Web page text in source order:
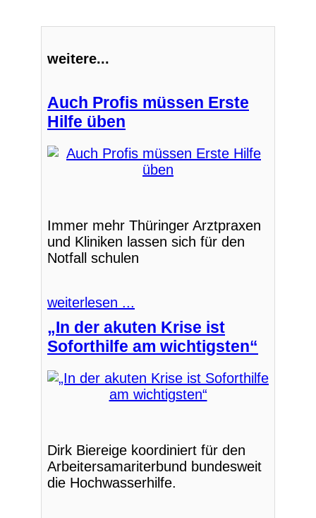
weitere...
Auch Profis müssen Erste
Hilfe üben
Immer mehr Thüringer Arztpraxen
und Kliniken lassen sich für den
Notfall schulen
weiterlesen ...
„In der akuten Krise ist
Soforthilfe am wichtigsten“
Dirk Biereige koordiniert für den
Arbeitersamariterbund bundesweit
die Hochwasserhilfe.